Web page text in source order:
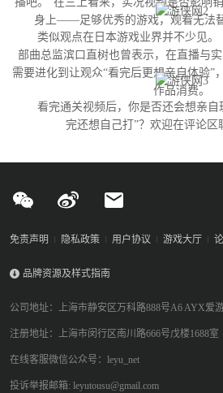
身上——足够优秀的游戏，观看无法
类似观点在日本游戏业界并不少见。
部曲总监滨口直树也曾表示，在直播与实
需要进化到让观众“看完后更想亲自体验”
作品消费。
看完通关视频后，你是否还会想亲自
完还想自己打”？欢迎在评论区
免责声明 隐私政策 用户协议 游戏大厅
品牌资源及样式指南
公司地址：上海市静安区万科路888号A6 AYX爱
注册地址：上海市闵行区南川路666号戊楼1688室
在线客服微信公众号：leyu_net
投诉举报邮箱: leyutousu@gmail.com